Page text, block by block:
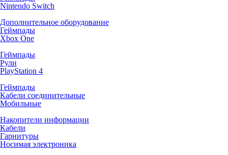
Nintendo Switch
Дополнительное оборудование
Геймпады
Xbox One
Геймпады
Рули
PlayStation 4
Геймпады
Кабели соединительные
Мобильные
Накопители информации
Кабели
Гарнитуры
Носимая электроника